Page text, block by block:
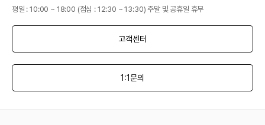
평일 : 10:00 ~ 18:00 (점심 : 12:30 ~ 13:30) 주말 및 공휴일 휴무
고객센터
1:1문의